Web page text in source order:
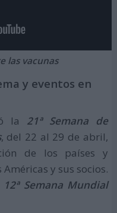
las vacunas
y eventos en
la
21ª Semana de
, del 22 al 29 de abril,
de los países y
y sus socios.
12ª Semana Mundial